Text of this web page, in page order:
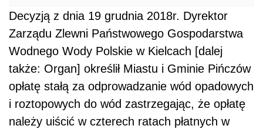
Decyzją z dnia 19 grudnia 2018r. Dyrektor
Zarządu Zlewni Państwowego Gospodarstwa
Wodnego Wody Polskie w Kielcach [dalej
także: Organ] określił Miastu i Gminie Pińczów
opłatę stałą za odprowadzanie wód opadowych
i roztopowych do wód zastrzegając, że opłatę
należy uiścić w czterech ratach płatnych w